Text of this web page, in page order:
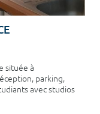
située à
parking,
avec studios